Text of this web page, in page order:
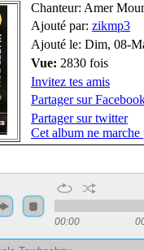
Chanteur: Amer
Ajouté par: zikmp3
Ajouté le: Dim, 08-
Vue: 2830 fois
Invitez tes amis
Partager sur
Partager sur twitter
Cet album ne marche